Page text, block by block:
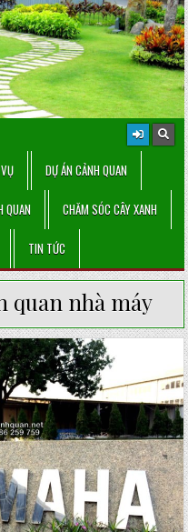
DỰ ÁN CẢNH QUAN
QUAN CHĂM SÓC CÂY XANH
TIN TỨC
quan nhà máy